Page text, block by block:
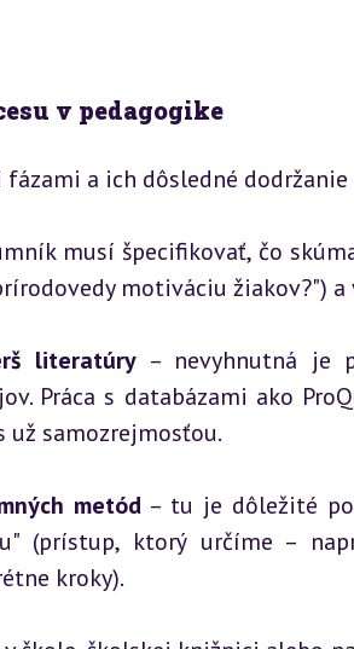
v pedagogike
fázami a ich dôsledné
musí špecifikovať, čo
motiváciu žiakov?")
literatúry – nevyhnutná je
Práca s databázami ako
už samozrejmosťou.
metód – tu je dôležité
(prístup, ktorý určíme –
kroky).